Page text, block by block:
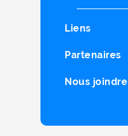
Liens
Partenaires
Nous joindre